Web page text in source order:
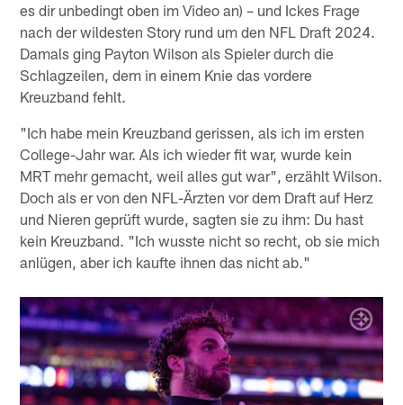
es dir unbedingt oben im Video an) – und Ickes Frage
nach der wildesten Story rund um den NFL Draft 2024.
Damals ging Payton Wilson als Spieler durch die
Schlagzeilen, dem in einem Knie das vordere
Kreuzband fehlt.
"Ich habe mein Kreuzband gerissen, als ich im ersten
College-Jahr war. Als ich wieder fit war, wurde kein
MRT mehr gemacht, weil alles gut war", erzählt Wilson.
Doch als er von den NFL-Ärzten vor dem Draft auf Herz
und Nieren geprüft wurde, sagten sie zu ihm: Du hast
kein Kreuzband. "Ich wusste nicht so recht, ob sie mich
anlügen, aber ich kaufte ihnen das nicht ab."